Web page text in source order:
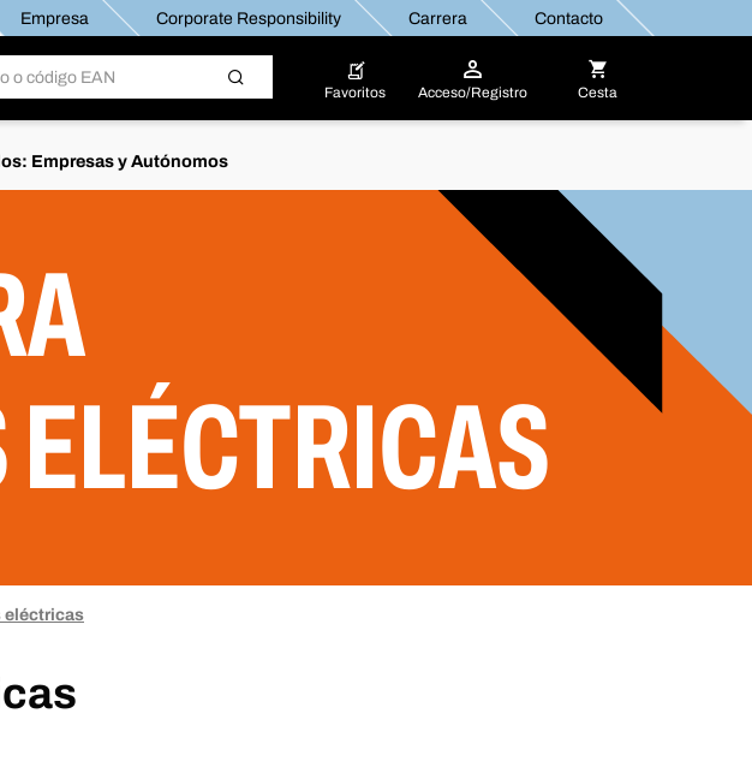
Empresa Corporate Responsibility Carrera Contacto
Favoritos Acceso/Registro Cesta
Empresas y Autónomos
eléctricas